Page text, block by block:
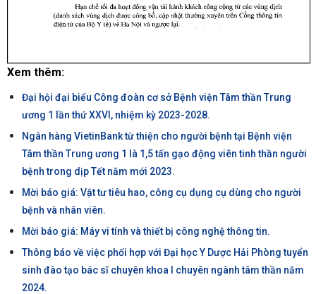
Xem thêm:
Đại hội đại biểu Công đoàn cơ sở Bệnh viện Tâm thần Trung
ương 1 lần thứ XXVI, nhiệm kỳ 2023-2028.
Ngân hàng VietinBank từ thiện cho người bệnh tại Bệnh viện
Tâm thần Trung ương 1 là 1,5 tấn gạo động viên tinh thần người
bệnh trong dịp Tết năm mới 2023.
Mời báo giá: Vật tư tiêu hao, công cụ dụng cụ dùng cho người
bệnh và nhân viên.
Mời báo giá: Máy vi tính và thiết bị công nghệ thông tin.
Thông báo về việc phối hợp với Đại học Y Dược Hải Phòng tuyển
sinh đào tạo bác sĩ chuyên khoa I chuyên ngành tâm thần năm
2024.